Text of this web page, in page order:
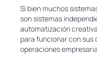
Si bien muchos
son sistemas
automatización
para funcionar con sus
operaciones